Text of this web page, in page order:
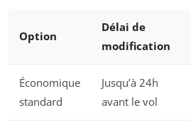
Option
Délai de
modification
Économique
standard
Jusqu’à 24h
avant le vol